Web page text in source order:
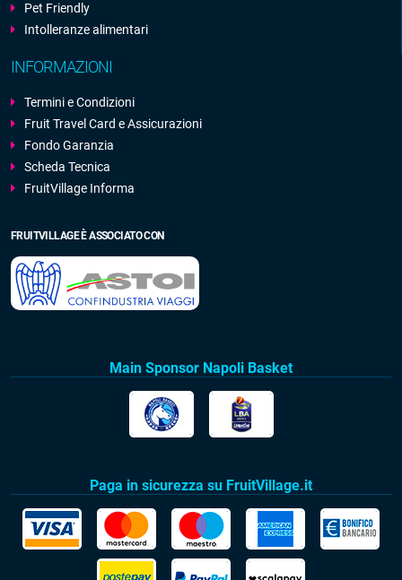
Pet Friendly
Intolleranze alimentari
INFORMAZIONI
Termini e Condizioni
Fruit Travel Card e Assicurazioni
Fondo Garanzia
Scheda Tecnica
FruitVillage Informa
FRUITVILLAGE È ASSOCIATO CON
Main Sponsor Napoli Basket
Paga in sicurezza su FruitVillage.it